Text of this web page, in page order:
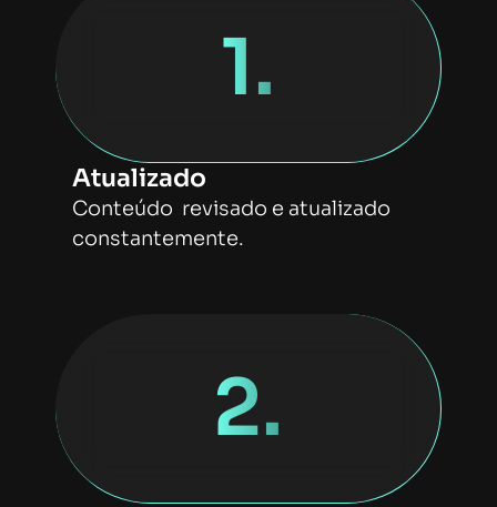
1.
Atualizado
Conteúdo revisado e atualizado
constantemente.
2.